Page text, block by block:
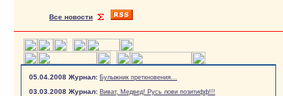
Все новости
05.04.2008 Журнал: Булыжник преткновения...
03.03.2008 Журнал: Виват, Медвед! Русь лови позитифф!!!